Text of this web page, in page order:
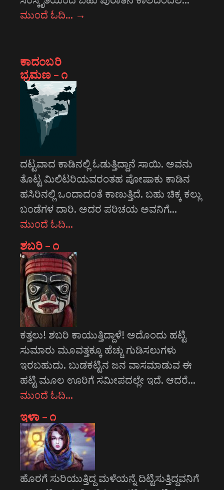
ಮುಂದೆ ಓದಿ… →
ಕಾದಂಬರಿ
ಭ್ರಮಣ – ೧
ದಟ್ಟವಾದ ಕಾಡಿನಲ್ಲಿ ಓಡುತ್ತಿದ್ದಾನೆ ಸಾಯಿ. ಅವನು
ತೊಟ್ಟ ಮಿಲಿಟರಿಯವರಂತಹ ಪೋಷಾಕು ಕಾಡಿನ
ಹಸಿರಿನಲ್ಲಿ ಒಂದಾದಂತೆ ಕಾಣುತ್ತಿದೆ. ಬಹು ಚಿಕ್ಕ ಕಲ್ಲು
ಬಂಡೆಗಳ ದಾರಿ. ಅದರ ಪರಿಚಯ ಅವನಿಗೆ…
ಮುಂದೆ ಓದಿ…
ಶಬರಿ – ೧
ಕತ್ತಲು! ಶಬರಿ ಕಾಯುತ್ತಿದ್ದಾಳೆ! ಅದೊಂದು ಹಟ್ಟಿ
ಸುಮಾರು ಮೂವತ್ತಕ್ಕೂ ಹೆಚ್ಚು ಗುಡಿಸಲುಗಳು
ಇರಬಹುದು. ಬುಡಕಟ್ಟಿನ ಜನ ವಾಸಮಾಡುವ ಈ
ಹಟ್ಟಿ ಮೂಲ ಊರಿಗೆ ಸಮೀಪದಲ್ಲೇ ಇದೆ. ಆದರೆ…
ಮುಂದೆ ಓದಿ…
ಇಳಾ – ೧
ಹೊರಗೆ ಸುರಿಯುತ್ತಿದ್ದ ಮಳೆಯನ್ನೆ ದಿಟ್ಟಿಸುತ್ತಿದ್ದವನಿಗೆ